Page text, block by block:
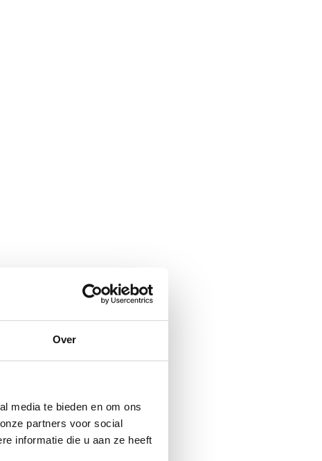
Over
media te bieden en om ons
partners voor social
informatie die u aan ze heeft